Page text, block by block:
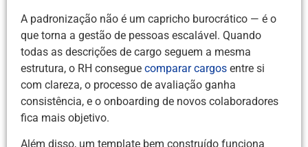
A padronização não é um capricho burocrático — é o
que torna a gestão de pessoas escalável. Quando
todas as descrições de cargo seguem a mesma
estrutura, o RH consegue comparar cargos entre si
com clareza, o processo de avaliação ganha
consistência, e o onboarding de novos colaboradores
fica mais objetivo.
Além disso, um template bem construído funciona